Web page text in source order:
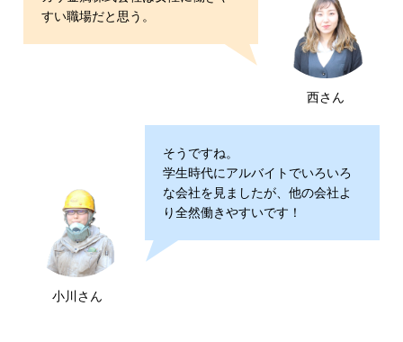
すい職場だと思う。
西さん
そうですね。
学生時代にアルバイトでいろいろ
な会社を見ましたが、他の会社よ
り全然働きやすいです！
小川さん